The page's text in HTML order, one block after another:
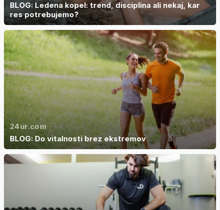
BLOG: Ledena kopel: trend, disciplina ali nekaj, kar
res potrebujemo?
24ur.com
BLOG: Do vitalnosti brez ekstremov